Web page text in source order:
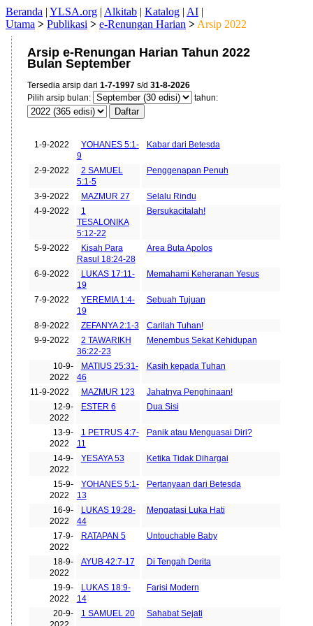
Beranda | YLSA.org | Alkitab | Katalog | AI |
Utama > Publikasi > e-Renungan Harian > Arsip 2022
Arsip e-Renungan Harian Tahun 2022
Bulan September
Tersedia arsip dari 1-7-1997s/d 31-8-2026
Pilih arsip bulan:
tahun:
1-9-2022
YOHANES 5:1-
9
Kabar dari Betesda
2-9-2022
2 SAMUEL
5:1-5
Penggenapan Penuh
3-9-2022 MAZMUR 27
Selalu Rindu
4-9-2022
1
TESALONIKA
5:12-22
Bersukacitalah!
5-9-2022
Kisah Para
Rasul 18:24-28
Area Buta Apolos
6-9-2022
LUKAS 17:11-
19
Memahami Keheranan Yesus
7-9-2022
YEREMIA 1:4-
19
Sebuah Tujuan
8-9-2022 ZEFANYA 2:1-3
Carilah Tuhan!
9-9-2022
2 TAWARIKH
36:22-23
Menembus Sekat Kehidupan
10-9-
2022
MATIUS 25:31-
46
Kasih kepada Tuhan
11-9-2022 MAZMUR 123
Jahatnya Penghinaan!
12-9-
2022
ESTER 6 Dua Sisi
13-9-
2022
1 PETRUS 4:7-
11
Panik atau Menguasai Diri?
14-9-
2022
YESAYA 53 Ketika Tidak Dihargai
15-9-
2022
YOHANES 5:1-
13
Pertanyaan dari Betesda
16-9-
2022
LUKAS 19:28-
44
Mengatasi Luka Hati
17-9-
2022
RATAPAN 5 Untouchable Baby
18-9-
2022
AYUB 42:7-17 Di Tengah Derita
19-9-
2022
LUKAS 18:9-
14
Farisi Modern
20-9-
1 SAMUEL 20 Sahabat Sejati